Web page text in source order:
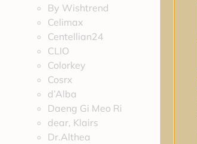
By Wishtrend
Celimax
Centellian24
CLIO
Colorkey
Cosrx
d’Alba
Daeng Gi Meo Ri
dear, Klairs
Dr.Althea